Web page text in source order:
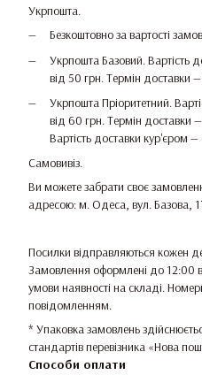
Укрпошта.
Безкоштовно за вартості
Укрпошта Базовий. Вартість
від 50 грн. Термін доставки
Укрпошта Пріоритетний.
від 60 грн. Термін доставки
Вартість доставки кур'єром
Самовивіз.
Ви можете забрати своє
адресою: м. Одеса, вул. Базова,
Посилки відправляються кожен
Замовлення оформлені до 12:00
умови наявності на складі.
повідомленням.
* Упаковка замовлень
стандартів перевізника «Нова
Способи оплати